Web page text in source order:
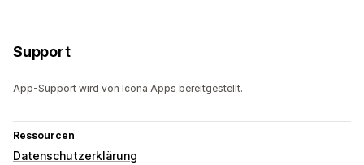
Support
App-Support wird von Icona Apps bereitgestellt.
Ressourcen
Datenschutzerklärung